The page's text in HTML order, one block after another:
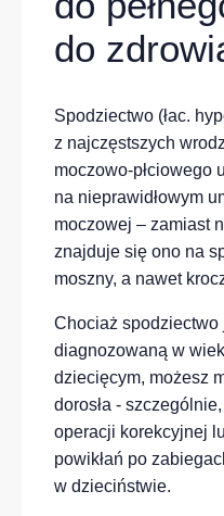
do
Spodziectwo (łac.
z najczęstszych
moczowo-płciowego
na nieprawidłowym
moczowej – zamiast
znajduje się ono na
moszny, a nawet
Chociaż
diagnozowaną w
dziecięcym, możesz
dorosła -
operacji korekcyjnej
powikłań po
w dzieciństwie.